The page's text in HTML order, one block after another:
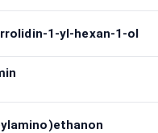
1-yl-hexan-1-ol